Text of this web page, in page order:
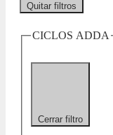
Quitar filtros
CICLOS ADDA
Cerrar filtro